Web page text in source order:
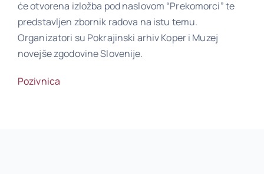
Poveznice
će otvorena izložba pod naslovom “Prekomorci” te
predstavljen zbornik radova na istu temu.
Organizatori su Pokrajinski arhiv Koper i Muzej
novejše zgodovine Slovenije.
Pozivnica